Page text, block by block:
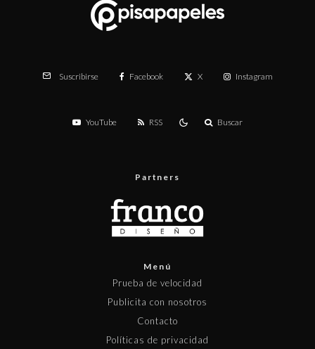
Suscribirse Facebook X Instagram
YouTube RSS Buscar
Partners
Menú
Prueba de velocidad
Publicita con nosotros
Contacto
Políticas de privacidad